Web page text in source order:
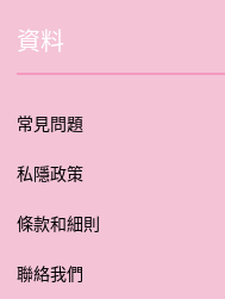
資料
常見問題
私隱政策
條款和細則
聯絡我們